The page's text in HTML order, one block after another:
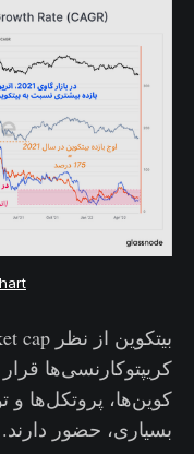
کریپتوکارنسی‌ها
کوین‌ها، پروتکل‌ها
بسیاری، حضور دارند.